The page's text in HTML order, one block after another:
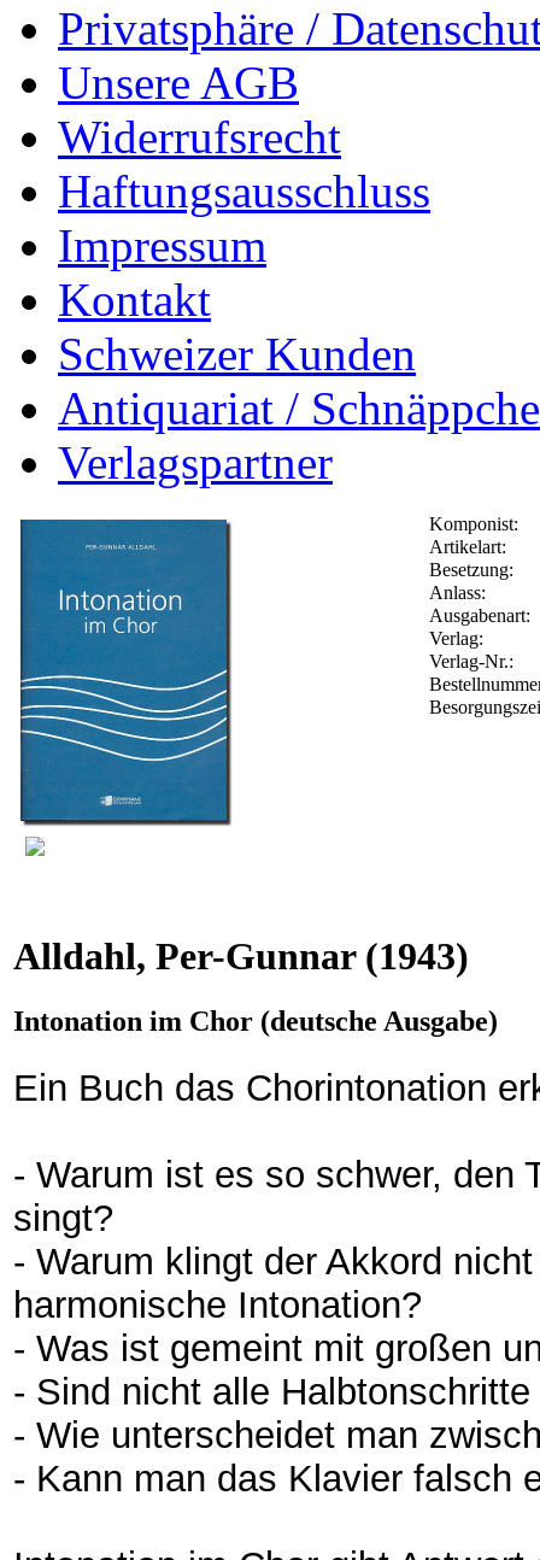
Privatsphäre /
Unsere AGB
Widerrufsrecht
Haftungsausschluss
Impressum
Kontakt
Schweizer Kunden
Antiquariat /
Verlagspartner
Komponist:
Artikelart:
Besetzung:
Anlass:
Ausgabenart:
Verlag:
Verlag-Nr.:
Alldahl, Per-Gunnar(1943)
Intonation im Chor (deutsche Ausgabe)
Ein Buch das Chorintonation
- Warum ist es so schwer, den
singt?
- Warum klingt der Akkord
harmonische Intonation?
- Was ist gemeint mit großen
- Sind nicht alle
- Wie unterscheidet man
- Kann man das Klavier falsch